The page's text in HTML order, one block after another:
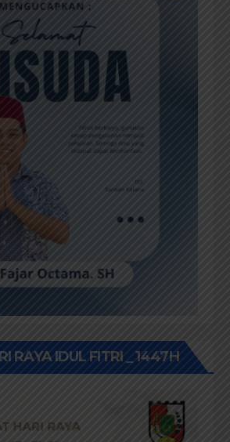
RAYA IDUL FITRI _ 1447H